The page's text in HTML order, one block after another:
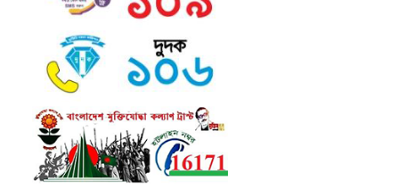
Dreamweaver, FrontPage, PageMaker,
Lorem Ipsum is a dummy text that is
mainly used by the printing and design
industry. It is intended to show how the
type will look before the end product is
available. Lorem Ipsum has been the
industry's standard dummy text ever
since the 1500:s, when an unknown